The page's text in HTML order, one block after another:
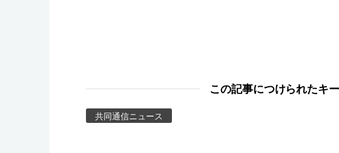
この記事につけられたキ
共同通信ニュース